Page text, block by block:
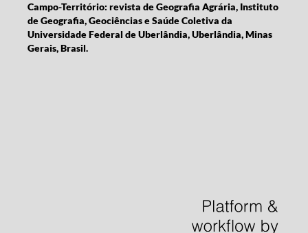
Campo-Território: revista de Geografia Agrária, Instituto
de Geografia, Geociências e Saúde Coletiva da
Universidade Federal de Uberlândia, Uberlândia, Minas
Gerais, Brasil.